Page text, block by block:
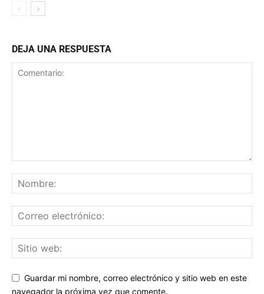
DEJA UNA RESPUESTA
Guardar mi nombre, correo electrónico y sitio web en este
navegador la próxima vez que comente.